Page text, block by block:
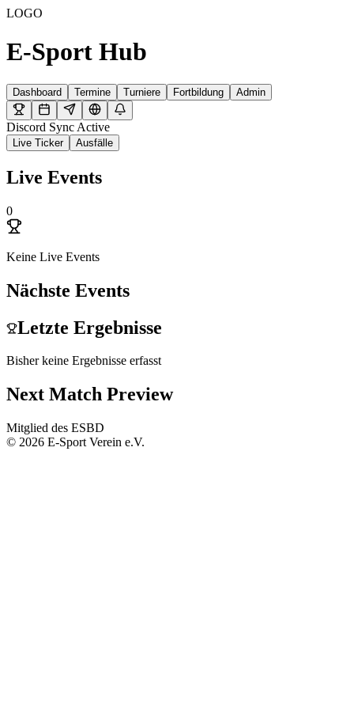
LOGO
E-Sport Hub
Dashboard Termine Turniere Fortbildung Admin
Discord Sync Active
Live Ticker Ausfälle
Live Events
0
Keine Live Events
Nächste Events
Letzte Ergebnisse
Bisher keine Ergebnisse erfasst
Next Match Preview
Mitglied des ESBD
© 2026 E-Sport Verein e.V.